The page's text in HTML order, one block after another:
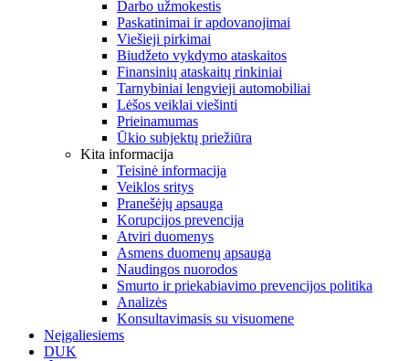
Darbo užmokestis
Paskatinimai ir apdovanojimai
Viešieji pirkimai
Biudžeto vykdymo ataskaitos
Finansinių ataskaitų rinkiniai
Tarnybiniai lengvieji automobiliai
Lėšos veiklai viešinti
Prieinamumas
Ūkio subjektų priežiūra
Kita informacija
Teisinė informacija
Veiklos sritys
Pranešėjų apsauga
Korupcijos prevencija
Atviri duomenys
Asmens duomenų apsauga
Naudingos nuorodos
Smurto ir priekabiavimo prevencijos politika
Analizės
Konsultavimasis su visuomene
Neįgaliesiems
DUK